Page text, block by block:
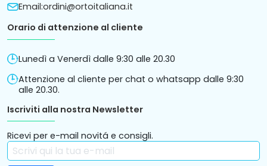
Email:ordini@ortoitaliana.it
Orario di attenzione al cliente
Lunedì a Venerdì dalle 9:30 alle 20.30
Attenzione al cliente per chat o whatsapp dalle 9:30
alle 20.30.
Iscriviti alla nostra Newsletter
Ricevi per e-mail novitá e consigli.